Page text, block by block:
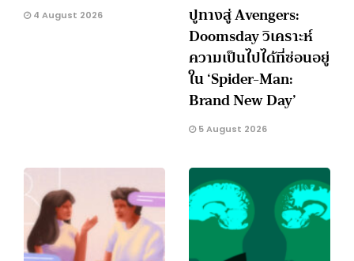
4 August 2026
ปูทางสู่ Avengers:
Doomsday วิเคราะห์
ความเป็นไปได้ที่ซ่อนอยู่
ใน ‘Spider-Man:
Brand New Day’
5 August 2026